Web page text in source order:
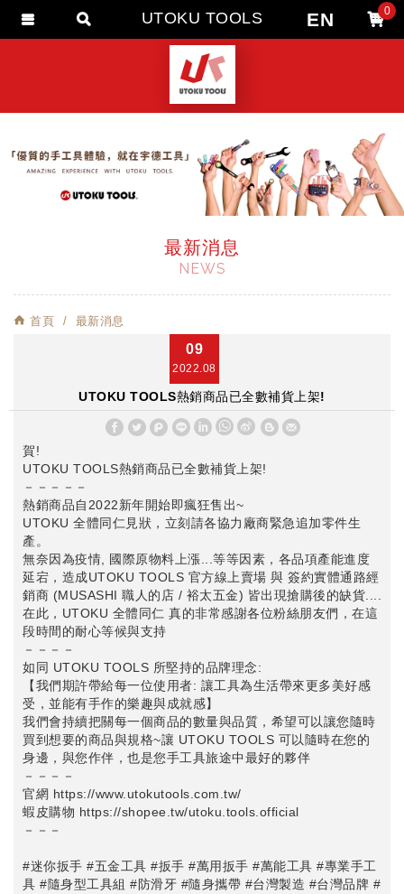
最新消息
NEWS
首頁 最新消息
09
2022.08
UTOKU TOOLS熱銷商品已全數補貨上架!
h
a
t
s
A
p
p
i
n
W
e
i
b
o
賀!
UTOKU TOOLS熱銷商品已全數補貨上架!
－－－－－
熱銷商品自2022新年開始即瘋狂售出~
UTOKU 全體同仁見狀，立刻請各協力廠商緊急追加零件生
產。
無奈因為疫情, 國際原物料上漲...等等因素，各品項產能進度
延宕，造成UTOKU TOOLS 官方線上賣場 與 簽約實體通路經
銷商 (MUSASHI 職人的店 / 裕太五金) 皆出現搶購後的缺貨....
在此，UTOKU 全體同仁 真的非常感謝各位粉絲朋友們，在這
段時間的耐心等候與支持
－－－－
如同 UTOKU TOOLS 所堅持的品牌理念:
【我們期許帶給每一位使用者: 讓工具為生活帶來更多美好感
受，並能有手作的樂趣與成就感】
我們會持續把關每一個商品的數量與品質，希望可以讓您隨時
買到想要的商品與規格~讓 UTOKU TOOLS 可以隨時在您的
身邊，與您作伴，也是您手工具旅途中最好的夥伴
－－－－
官網 https://www.utokutools.com.tw/
蝦皮購物 https://shopee.tw/utoku.tools.official
－－－
#迷你扳手 #五金工具 #扳手 #萬用扳手 #萬能工具 #專業手工
具 #隨身型工具組 #防滑牙 #隨身攜帶 #台灣製造 #台灣品牌 #
UTOKU TOOLS EN 0
會員登入
會員註冊
忘記密碼
追蹤清單
匯款通知